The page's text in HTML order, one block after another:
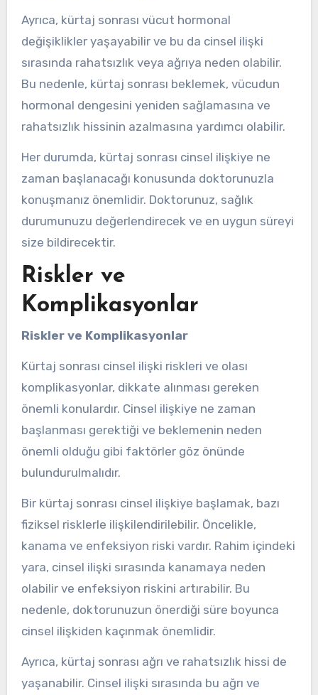
Ayrıca, kürtaj sonrası vücut hormonal
değişiklikler yaşayabilir ve bu da cinsel ilişki
sırasında rahatsızlık veya ağrıya neden olabilir.
Bu nedenle, kürtaj sonrası beklemek, vücudun
hormonal dengesini yeniden sağlamasına ve
rahatsızlık hissinin azalmasına yardımcı olabilir.
Her durumda, kürtaj sonrası cinsel ilişkiye ne
zaman başlanacağı konusunda doktorunuzla
konuşmanız önemlidir. Doktorunuz, sağlık
durumunuzu değerlendirecek ve en uygun süreyi
size bildirecektir.
Riskler ve
Komplikasyonlar
Riskler ve Komplikasyonlar
Kürtaj sonrası cinsel ilişki riskleri ve olası
komplikasyonlar, dikkate alınması gereken
önemli konulardır. Cinsel ilişkiye ne zaman
başlanması gerektiği ve beklemenin neden
önemli olduğu gibi faktörler göz önünde
bulundurulmalıdır.
Bir kürtaj sonrası cinsel ilişkiye başlamak, bazı
fiziksel risklerle ilişkilendirilebilir. Öncelikle,
kanama ve enfeksiyon riski vardır. Rahim içindeki
yara, cinsel ilişki sırasında kanamaya neden
olabilir ve enfeksiyon riskini artırabilir. Bu
nedenle, doktorunuzun önerdiği süre boyunca
cinsel ilişkiden kaçınmak önemlidir.
Ayrıca, kürtaj sonrası ağrı ve rahatsızlık hissi de
yaşanabilir. Cinsel ilişki sırasında bu ağrı ve